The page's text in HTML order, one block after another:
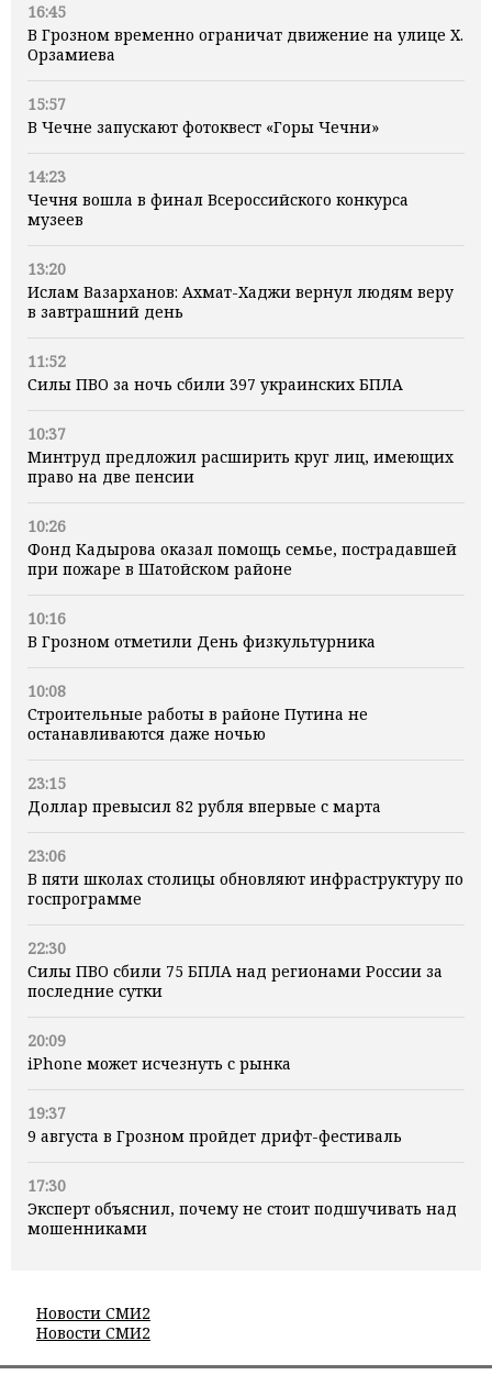
16:45
В Грозном временно ограничат движение на улице Х.
Орзамиева
15:57
В Чечне запускают фотоквест «Горы Чечни»
14:23
Чечня вошла в финал Всероссийского конкурса
музеев
13:20
Ислам Вазарханов: Ахмат-Хаджи вернул людям веру
в завтрашний день
11:52
Силы ПВО за ночь сбили 397 украинских БПЛА
10:37
Минтруд предложил расширить круг лиц, имеющих
право на две пенсии
10:26
Фонд Кадырова оказал помощь семье, пострадавшей
при пожаре в Шатойском районе
10:16
В Грозном отметили День физкультурника
10:08
Строительные работы в районе Путина не
останавливаются даже ночью
23:15
Доллар превысил 82 рубля впервые с марта
23:06
В пяти школах столицы обновляют инфраструктуру по
госпрограмме
22:30
Силы ПВО сбили 75 БПЛА над регионами России за
последние сутки
20:09
iPhone может исчезнуть с рынка
19:37
9 августа в Грозном пройдет дрифт-фестиваль
17:30
Эксперт объяснил, почему не стоит подшучивать над
мошенниками
Новости СМИ2
Новости СМИ2